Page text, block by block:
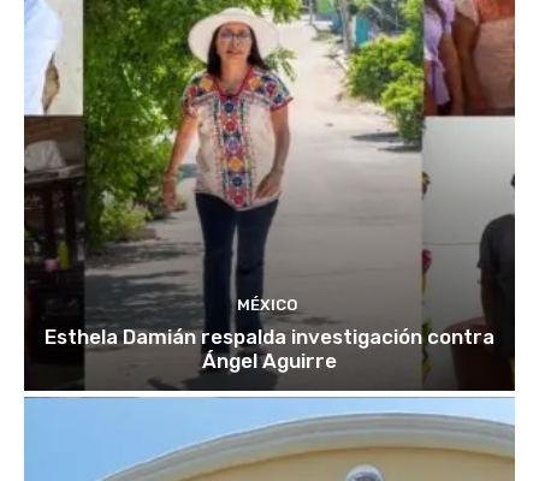
MÉXICO
Esthela Damián respalda investigación contra
Ángel Aguirre